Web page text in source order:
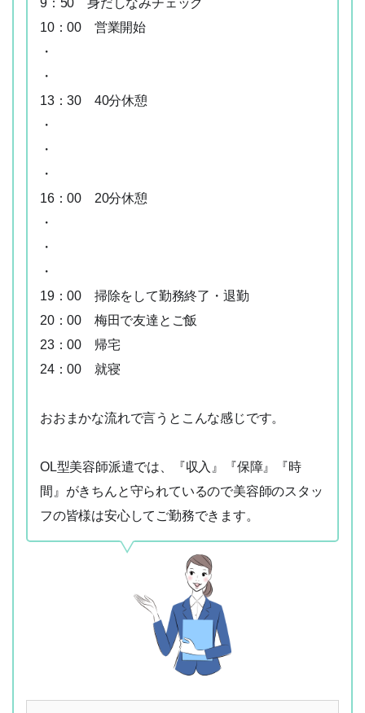
06-6252-0781
9：50 身だしなみチェック
10：00 営業開始
・
・
13：30 40分休憩
・
・
・
16：00 20分休憩
・
・
・
19：00 掃除をして勤務終了・退勤
20：00 梅田で友達とご飯
23：00 帰宅
24：00 就寝
おおまかな流れで言うとこんな感じです。
OL型美容師派遣では、『収入』『保障』『時
間』がきちんと守られているので美容師のスタッ
フの皆様は安心してご勤務できます。